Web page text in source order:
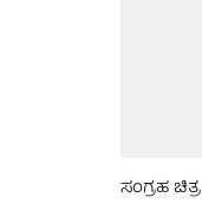
ಸಂಗ್ರಹ ಚಿತ್ರ